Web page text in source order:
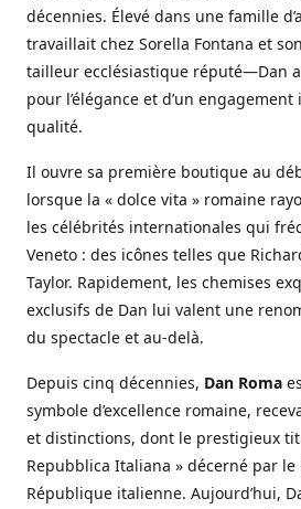
décennies. Élevé dans une famille
travaillait chez Sorella Fontana et
tailleur ecclésiastique réputé—Dan
pour l’élégance et d’un
qualité.
Il ouvre sa première boutique au
lorsque la « dolce vita » romaine
les célébrités internationales qui
Veneto : des icônes telles que
Taylor. Rapidement, les chemises
exclusifs de Dan lui valent une
du spectacle et au-delà.
Depuis cinq décennies, Dan Roma
symbole d’excellence romaine,
et distinctions, dont le prestigieux
Repubblica Italiana » décerné par le
République italienne. Aujourd’hui,